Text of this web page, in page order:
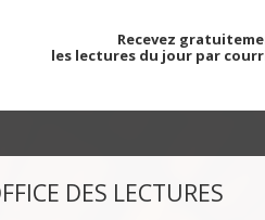
Recevez
les lectures du jour par
DES LECTURES